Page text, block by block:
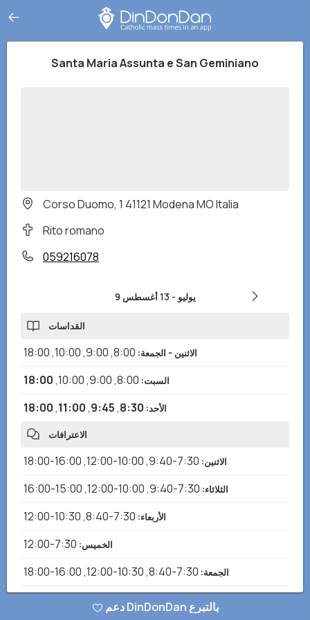
Santa Maria Assunta e San Geminiano
Corso Duomo, 1 41121 Modena MO Italia
Rito romano
059216078
9 يوليو -13 أغسطس
القداسات
الاثنين - الجمعة:
8:00
,
9:00
,
10:00
,
18:00
السبت:
8:00
,
9:00
,
10:00
,
18:00
الأحد:
8:30
,
9:45
,
11:00
,
18:00
الاعترافات
الاثنين:
7:30-9:40
,
10:00-12:00
,
16:00-18:00
الثلاثاء:
7:30-9:40
,
10:00-12:00
,
15:00-16:00
الأربعاء:
7:30-8:40
,
10:30-12:00
الخميس:
7:30-12:00
الجمعة:
7:30-8:40
,
10:30-12:00
,
16:00-18:00
دعم DinDonDan بالتبرع